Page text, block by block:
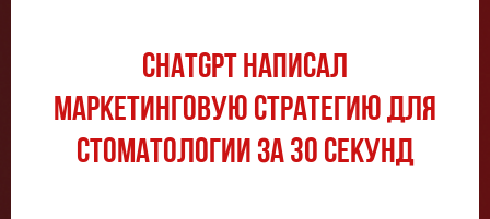
ChatGPT написал
маркетинговую стратегию для
стоматологии за 30 секунд